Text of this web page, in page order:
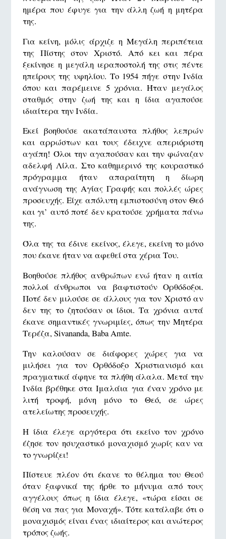
ημέρα που έφυγε για την άλλη ζωή η μητέρα
της.
Για κείνη, μόλις άρχιζε η Μεγάλη περιπέτεια
της Πίστης στον Χριστό. Από κει και πέρα
ξεκίνησε η μεγάλη ιεραποστολή της στις πέντε
ηπείρους της υφηλίου. Το 1954 πήγε στην Ινδία
όπου και παρέμεινε 5 χρόνια. Ήταν μεγάλος
σταθμός στην ζωή της και η ίδια αγαπούσε
ιδιαίτερα την Ινδία.
Εκεί βοηθούσε ακατάπαυστα πλήθος λεπρών
και αρρώστων και τους έδειχνε απεριόριστη
αγάπη! Όλοι την αγαπούσαν και την φώναζαν
αδελφή Λίλα. Στο καθημερινό της κουραστικό
πρόγραμμα ήταν απαραίτητη η δίωρη
ανάγνωση της Αγίας Γραφής και πολλές ώρες
προσευχής. Είχε απόλυτη εμπιστοσύνη στον Θεό
και γι’ αυτό ποτέ δεν κρατούσε χρήματα πάνω
της.
Όλα της τα έδινε εκείνος, έλεγε, εκείνη το μόνο
που έκανε ήταν να αφεθεί στα χέρια Του.
Βοηθούσε πλήθος ανθρώπων ενώ ήταν η αιτία
πολλοί άνθρωποι να βαφτιστούν Ορθόδοξοι.
Ποτέ δεν μιλούσε σε άλλους για τον Χριστό αν
δεν της το ζητούσαν οι ίδιοι. Τα χρόνια αυτά
έκανε σημαντικές γνωριμίες, όπως την Μητέρα
Τερέζα, Sivananda, Baba Amte.
Την καλούσαν σε διάφορες χώρες για να
μιλήσει για τον Ορθόδοξο Χριστιανισμό και
πραγματικά άφηνε τα πλήθη άλαλα. Μετά την
Ινδία βρέθηκε στα Ιμαλάια για έναν χρόνο με
λιτή τροφή, μόνη μόνο το Θεό, σε ώρες
ατελείωτης προσευχής.
Η ίδια έλεγε αργότερα ότι εκείνο τον χρόνο
έζησε τον ησυχαστικό μοναχισμό χωρίς καν να
το γνωρίζει!
Πίστευε πλέον ότι έκανε το θέλημα του Θεού
όταν ξαφνικά της ήρθε το μήνυμα από τους
αγγέλους όπως η ίδια έλεγε, «τώρα είσαι σε
θέση να πας για Μοναχή». Τότε κατάλαβε ότι ο
μοναχισμός είναι ένας ιδιαίτερος και ανώτερος
τρόπος ζωής.